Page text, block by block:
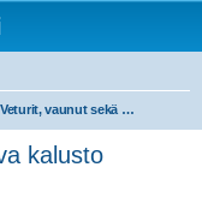
Veturit, vaunut sekä muu liikkuva kalusto
kalusto